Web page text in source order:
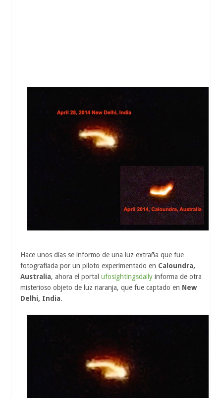
Hace unos días se informo de una luz extraña que fue
fotografiada por un piloto experimentado en Caloundra,
Australia, ahora el portal ufosightingsdaily informa de otra
misterioso objeto de luz naranja, que fue captado en New
Delhi, India.